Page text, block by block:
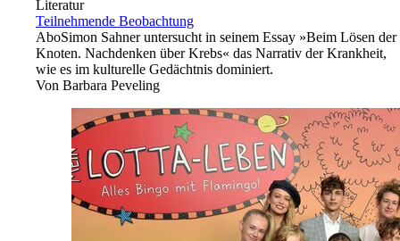
Literatur
Teilnehmende Beobachtung
AboSimon Sahner untersucht in seinem Essay »Beim Lösen der
Knoten. Nachdenken über Krebs« das Narrativ der Krankheit,
wie es im kulturelle Gedächtnis dominiert.
Von Barbara Peveling